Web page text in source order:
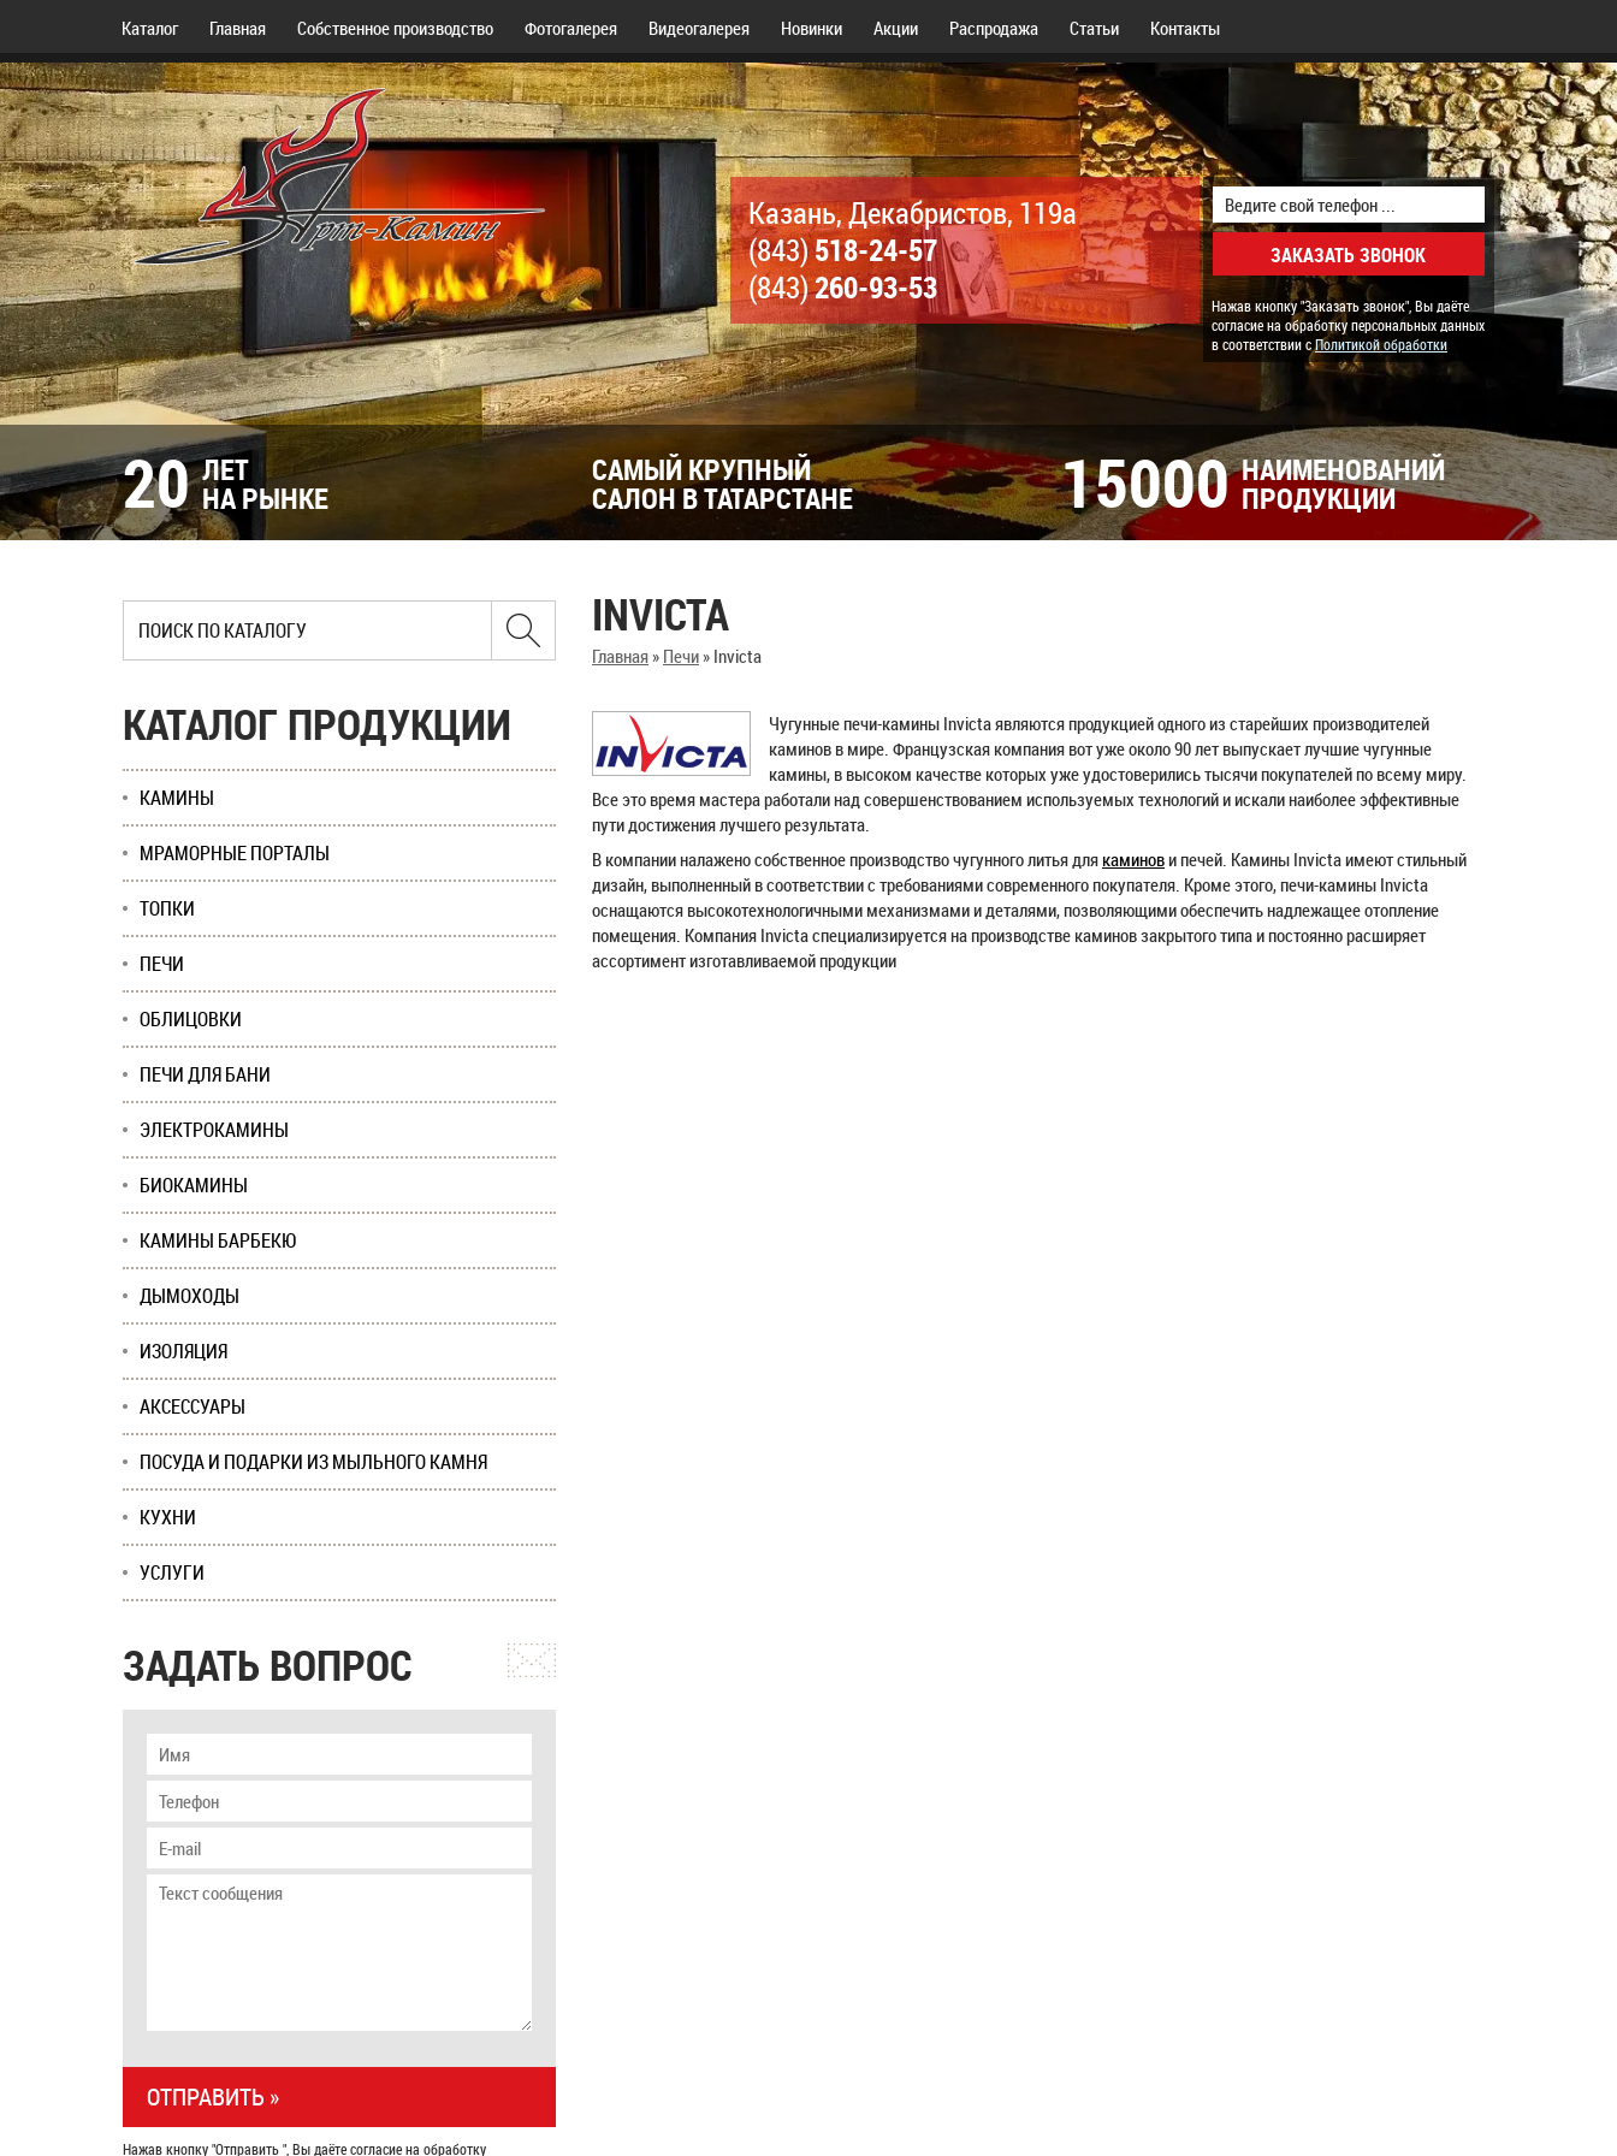
Каталог Главная Собственное производство Фотогалерея Видеогалерея Новинки Акции Распродажа Статьи Контакты
Казань, Декабристов, 119а
(843)518-24-57
(843)260-93-53
Нажав кнопку "Заказать звонок", Вы даёте
согласие на обработку персональных данных
в соответствии сПолитикой обработки
20 ЛЕТ
НА РЫНКЕ
САМЫЙ КРУПНЫЙ
САЛОН В ТАТАРСТАНЕ 15000 НАИМЕНОВАНИЙ
ПРОДУКЦИИ
INVICTA
Главная» Печи» Invicta
Чугунные печи-камины Invicta являются продукцией одного из старейших производителей
каминов в мире. Французская компания вот уже около 90 лет выпускает лучшие чугунные
камины, в высоком качестве которых уже удостоверились тысячи покупателей по всему миру.
Все это время мастера работали над совершенствованием используемых технологий и искали наиболее эффективные
пути достижения лучшего результата.
В компании налажено собственное производство чугунного литья для каминови печей. Камины Invicta имеют стильный
дизайн, выполненный в соответствии с требованиями современного покупателя. Кроме этого, печи-камины Invicta
оснащаются высокотехнологичными механизмами и деталями, позволяющими обеспечить надлежащее отопление
помещения. Компания Invicta специализируется на производстве каминов закрытого типа и постоянно расширяет
ассортимент изготавливаемой продукции
КАТАЛОГ ПРОДУКЦИИ
КАМИНЫ
МРАМОРНЫЕ ПОРТАЛЫ
ТОПКИ
ПЕЧИ
ОБЛИЦОВКИ
ПЕЧИ ДЛЯ БАНИ
ЭЛЕКТРОКАМИНЫ
БИОКАМИНЫ
КАМИНЫ БАРБЕКЮ
ДЫМОХОДЫ
ИЗОЛЯЦИЯ
АКСЕССУАРЫ
ПОСУДА И ПОДАРКИ ИЗ МЫЛЬНОГО КАМНЯ
КУХНИ
УСЛУГИ
ЗАДАТЬ ВОПРОС
Нажав кнопку "Отправить ", Вы даёте согласие на обработку